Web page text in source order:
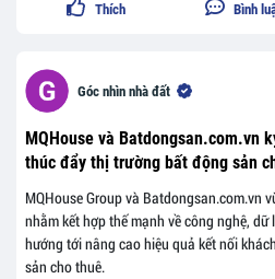
Thích Bình
Góc nhìn nhà đất
MQHouse và Batdongsan.com.vn
thúc đẩy thị trường bất động sản
MQHouse Group và Batdongsan.com.vn
nhằm kết hợp thế mạnh về công nghệ,
hướng tới nâng cao hiệu quả kết nối
sản cho thuê.